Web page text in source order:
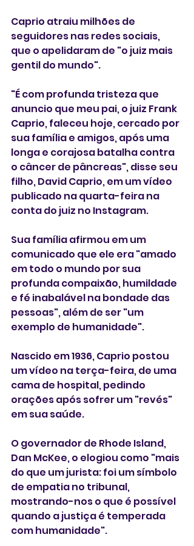
Caprio atraiu milhões de
seguidores nas redes sociais,
que o apelidaram de "o juiz mais
gentil do mundo".
"É com profunda tristeza que
anuncio que meu pai, o juiz Frank
Caprio, faleceu hoje, cercado por
sua família e amigos, após uma
longa e corajosa batalha contra
o câncer de pâncreas", disse seu
filho, David Caprio, em um vídeo
publicado na quarta-feira na
conta do juiz no Instagram.
Sua família afirmou em um
comunicado que ele era "amado
em todo o mundo por sua
profunda compaixão, humildade
e fé inabalável na bondade das
pessoas", além de ser "um
exemplo de humanidade".
Nascido em 1936, Caprio postou
um vídeo na terça-feira, de uma
cama de hospital, pedindo
orações após sofrer um "revés"
em sua saúde.
O governador de Rhode Island,
Dan McKee, o elogiou como "mais
do que um jurista: foi um símbolo
de empatia no tribunal,
mostrando-nos o que é possível
quando a justiça é temperada
com humanidade".